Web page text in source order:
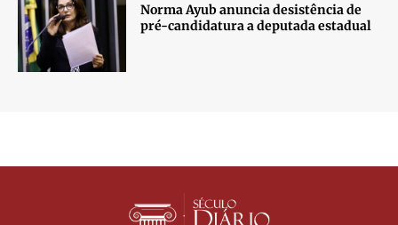
Norma Ayub anuncia desistência de
pré-candidatura a deputada estadual